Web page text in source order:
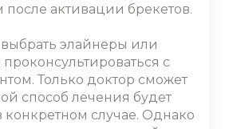
после активации брекетов.
элайнеры или
с
Только доктор сможет
способ лечения будет
случае. Однако